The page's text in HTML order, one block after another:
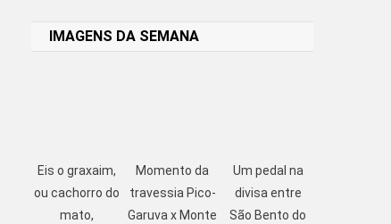
IMAGENS DA SEMANA
Eis o graxaim,
ou cachorro do
mato,
Momento da
travessia Pico-
Garuva x Monte
Um pedal na
divisa entre
São Bento do